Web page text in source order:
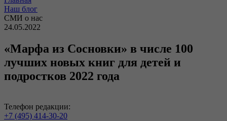
Наш блог
СМИ о нас
24.05.2022
«Марфа из Сосновки» в числе 100
лучших новых книг для детей и
подростков 2022 года
Телефон редакции:
+7 (495) 414-30-20